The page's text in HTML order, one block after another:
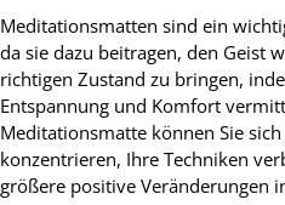
Meditationsmatten sind ein
da sie dazu beitragen, den Geist
richtigen Zustand zu bringen,
Entspannung und Komfort
Meditationsmatte können Sie
konzentrieren, Ihre Techniken
größere positive Veränderungen